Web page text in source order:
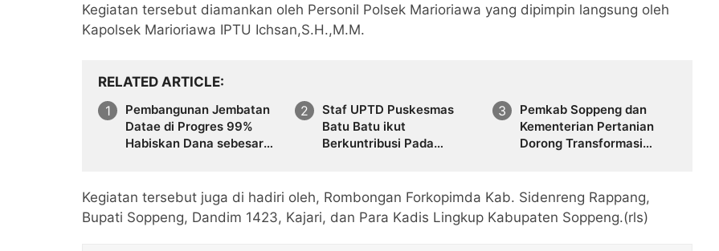
Kegiatan tersebut diamankan oleh Personil Polsek Marioriawa yang dipimpin langsung oleh
Kapolsek Marioriawa IPTU Ichsan,S.H.,M.M.
RELATED ARTICLE
Pembangunan Jembatan
Datae di Progres 99%
Habiskan Dana sebesar
Staf UPTD Puskesmas
Batu Batu ikut
Berkuntribusi Pada
Pemkab Soppeng dan
Kementerian Pertanian
Dorong Transformasi
Diluncurkan di Apanan
Kegiatan tersebut juga di hadiri oleh, Rombongan Forkopimda Kab. Sidenreng Rappang,
Bupati Soppeng, Dandim 1423, Kajari, dan Para Kadis Lingkup Kabupaten Soppeng.(rls)